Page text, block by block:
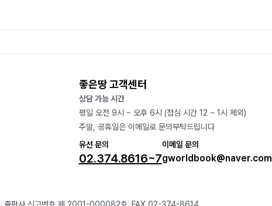
좋은땅 고객센터
상담 가능 시간
평일 오전 9시 ~ 오후 6시 (점심 시간 12 ~ 1시 제외)
주말, 공휴일은 이메일로 문의부탁드립니다
유선 문의
02.374.8616~7
이메일 문의
gworldbook@naver.com